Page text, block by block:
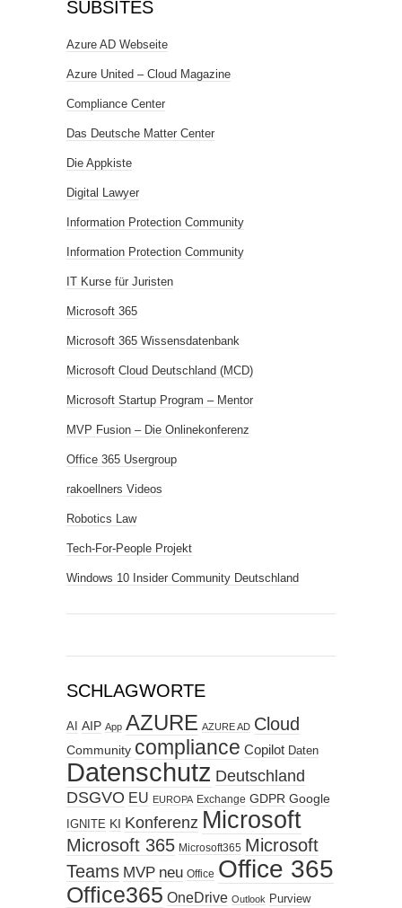
SUBSITES
Azure AD Webseite
Azure United – Cloud Magazine
Compliance Center
Das Deutsche Matter Center
Die Appkiste
Digital Lawyer
Information Protection Community
Information Protection Community
IT Kurse für Juristen
Microsoft 365
Microsoft 365 Wissensdatenbank
Microsoft Cloud Deutschland (MCD)
Microsoft Startup Program – Mentor
MVP Fusion – Die Onlinekonferenz
Office 365 Usergroup
rakoellners Videos
Robotics Law
Tech-For-People Projekt
Windows 10 Insider Community Deutschland
SCHLAGWORTE
AI AIP App AZURE AZURE AD Cloud
Community compliance Copilot Daten
Datenschutz Deutschland
DSGVO EU EUROPA Exchange GDPR Google
IGNITE KI Konferenz Microsoft
Microsoft 365 Microsoft365 Microsoft
Teams MVP neu Office Office 365
Office365 OneDrive Outlook Purview